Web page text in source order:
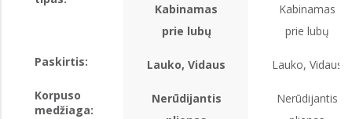
Kabinamas
prie lubų
Kabinamas
prie lubų
Paskirtis: Lauko, Vidaus Lauko, Vidaus
Korpuso
medžiaga:
Nerūdijantis
Nerūdijantis